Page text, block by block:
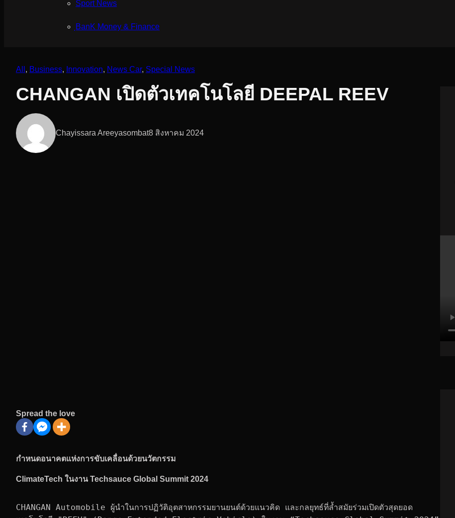
Sport News
ฺBanK Money & Finance
All , Business, Innovation, News Car, Special News
CHANGAN เปิดตัวเทคโนโลยี DEEPAL REEV
Chayissara Areeyasombat8 สิงหาคม 2024
Spread the love
กำหนดอนาคตแห่งการขับเคลื่อนด้วยนวัตกรรม
ClimateTech ในงาน Techsauce Global Summit 2024